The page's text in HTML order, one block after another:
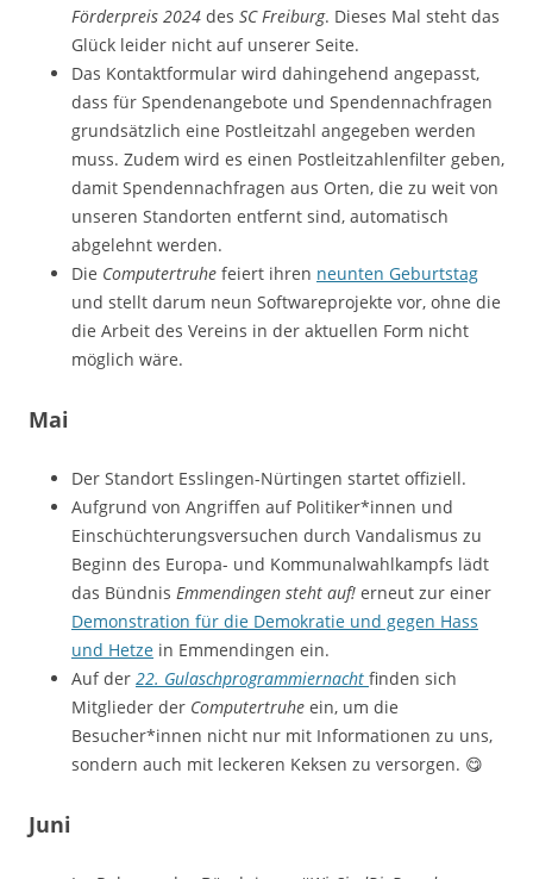
Förderpreis 2024 des SC Freiburg. Dieses Mal steht das
Glück leider nicht auf unserer Seite.
Das Kontaktformular wird dahingehend angepasst,
dass für Spendenangebote und Spendennachfragen
grundsätzlich eine Postleitzahl angegeben werden
muss. Zudem wird es einen Postleitzahlenfilter geben,
damit Spendennachfragen aus Orten, die zu weit von
unseren Standorten entfernt sind, automatisch
abgelehnt werden.
Die Computertruhe feiert ihren neunten Geburtstag
und stellt darum neun Softwareprojekte vor, ohne die
die Arbeit des Vereins in der aktuellen Form nicht
möglich wäre.
Mai
Der Standort Esslingen-Nürtingen startet offiziell.
Aufgrund von Angriffen auf Politiker*innen und
Einschüchterungsversuchen durch Vandalismus zu
Beginn des Europa- und Kommunalwahlkampfs lädt
das Bündnis Emmendingen steht auf! erneut zur einer
Demonstration für die Demokratie und gegen Hass
und Hetze in Emmendingen ein.
Auf der 22. Gulaschprogrammiernacht finden sich
Mitglieder der Computertruhe ein, um die
Besucher*innen nicht nur mit Informationen zu uns,
sondern auch mit leckeren Keksen zu versorgen. 😋
Juni